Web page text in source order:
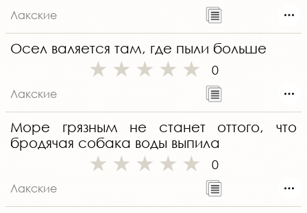
Лакские
Осел валяется там, где пыли больше
0
Лакские
Море грязным не станет оттого, что
бродячая собака воды выпила
0
Лакские